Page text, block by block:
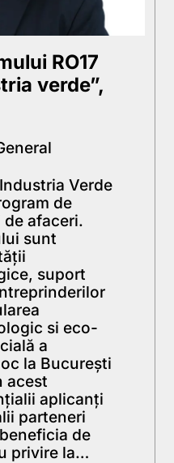
RO17
verde”,
Verde
de
afaceri.
sunt
suport
si eco-
a
la București
acest
aplicanți
parteneri
de
privire la…